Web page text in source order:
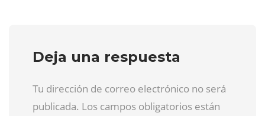
Deja una respuesta
Tu dirección de correo electrónico no será
publicada. Los campos obligatorios están